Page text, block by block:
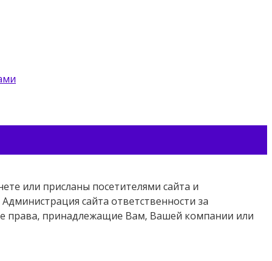
или присланы посетителями сайта и
сайта ответственности за
права, принадлежащие Вам, Вашей компании или